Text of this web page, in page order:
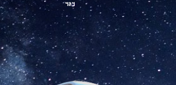
ฯลฯ